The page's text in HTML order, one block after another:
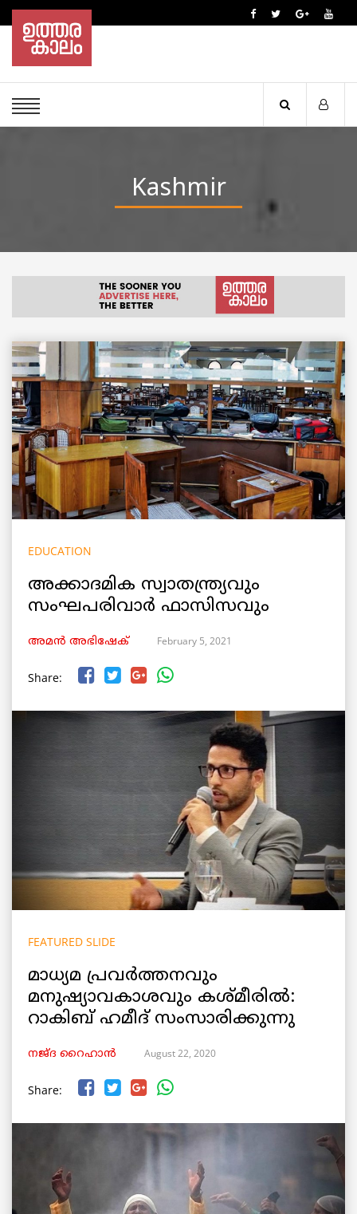
Kashmir
EDUCATION
അക്കാദമിക സ്വാതന്ത്ര്യവും
സംഘപരിവാർ ഫാസിസവും
അമൻ അഭിഷേക് February 5, 2021
Share:
FEATURED SLIDE
മാധ്യമ പ്രവർത്തനവും
മനുഷ്യാവകാശവും കശ്മീരിൽ:
റാകിബ് ഹമീദ് സംസാരിക്കുന്നു
നജ്ദ റൈഹാൻ August 22, 2020
Share: